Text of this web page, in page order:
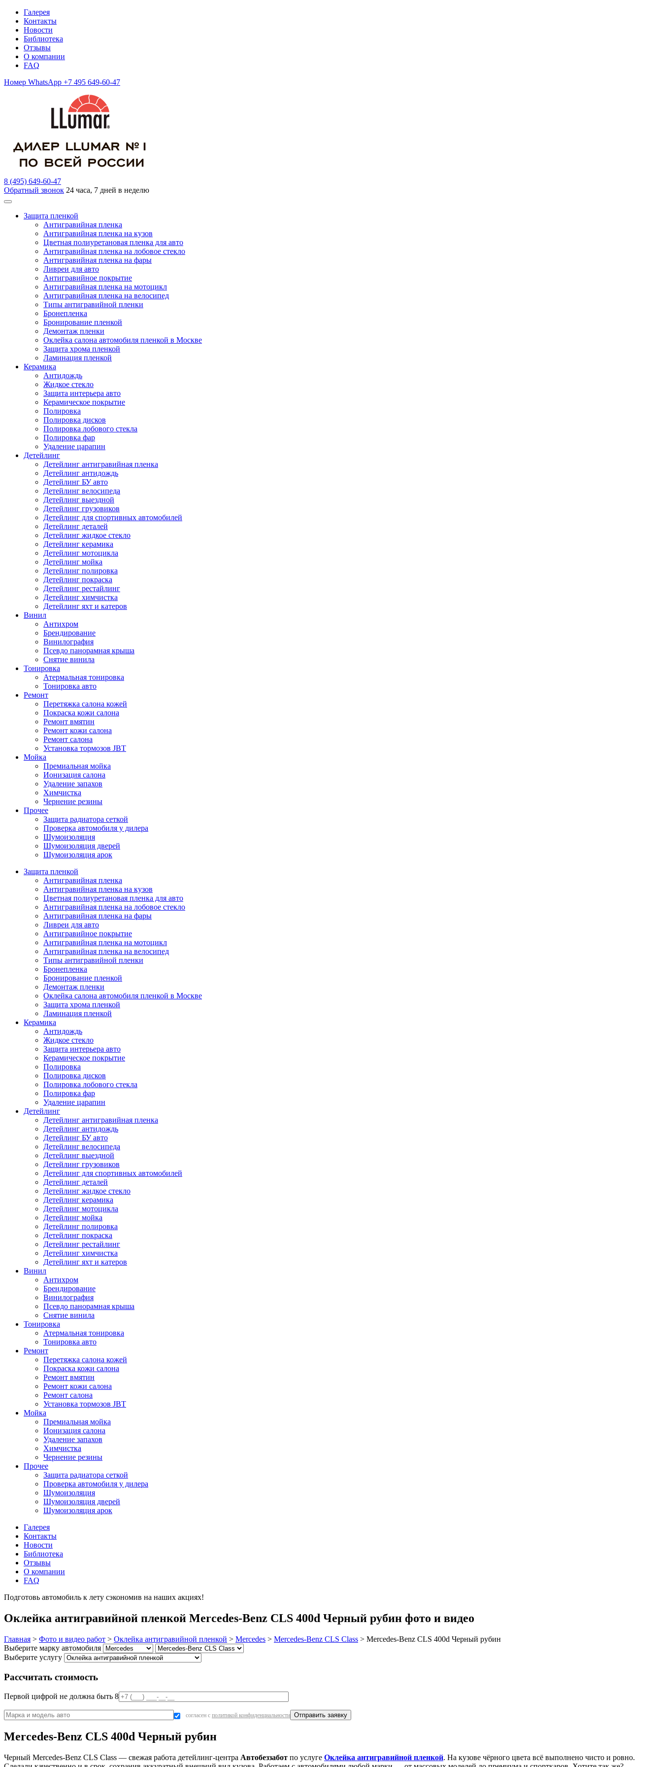
Галерея
Контакты
Новости
Библиотека
Отзывы
О компании
FAQ
Номер WhatsApp +7 495 649-60-47
8 (495) 649-60-47
Обратный звонок 24 часа, 7 дней в неделю
Защита пленкой
Антигравийная пленка
Антигравийная пленка на кузов
Цветная полиуретановая пленка для авто
Антигравийная пленка на лобовое стекло
Антигравийная пленка на фары
Ливреи для авто
Антигравийное покрытие
Антигравийная пленка на мотоцикл
Антигравийная пленка на велосипед
Типы антигравийной пленки
Бронепленка
Бронирование пленкой
Демонтаж пленки
Оклейка салона автомобиля пленкой в Москве
Защита хрома пленкой
Ламинация пленкой
Керамика
Антидождь
Жидкое стекло
Защита интерьера авто
Керамическое покрытие
Полировка
Полировка дисков
Полировка лобового стекла
Полировка фар
Удаление царапин
Детейлинг
Детейлинг антигравийная пленка
Детейлинг антидождь
Детейлинг БУ авто
Детейлинг велосипеда
Детейлинг выездной
Детейлинг грузовиков
Детейлинг для спортивных автомобилей
Детейлинг деталей
Детейлинг жидкое стекло
Детейлинг керамика
Детейлинг мотоцикла
Детейлинг мойка
Детейлинг полировка
Детейлинг покраска
Детейлинг рестайлинг
Детейлинг химчистка
Детейлинг яхт и катеров
Винил
Антихром
Брендирование
Винилография
Псевдо панорамная крыша
Снятие винила
Тонировка
Атермальная тонировка
Тонировка авто
Ремонт
Перетяжка салона кожей
Покраска кожи салона
Ремонт вмятин
Ремонт кожи салона
Ремонт салона
Установка тормозов JBT
Мойка
Премиальная мойка
Ионизация салона
Удаление запахов
Химчистка
Чернение резины
Прочее
Защита радиатора сеткой
Проверка автомобиля у дилера
Шумоизоляция
Шумоизоляция дверей
Шумоизоляция арок
Защита пленкой
Антигравийная пленка
Антигравийная пленка на кузов
Цветная полиуретановая пленка для авто
Антигравийная пленка на лобовое стекло
Антигравийная пленка на фары
Ливреи для авто
Антигравийное покрытие
Антигравийная пленка на мотоцикл
Антигравийная пленка на велосипед
Типы антигравийной пленки
Бронепленка
Бронирование пленкой
Демонтаж пленки
Оклейка салона автомобиля пленкой в Москве
Защита хрома пленкой
Ламинация пленкой
Керамика
Антидождь
Жидкое стекло
Защита интерьера авто
Керамическое покрытие
Полировка
Полировка дисков
Полировка лобового стекла
Полировка фар
Удаление царапин
Детейлинг
Детейлинг антигравийная пленка
Детейлинг антидождь
Детейлинг БУ авто
Детейлинг велосипеда
Детейлинг выездной
Детейлинг грузовиков
Детейлинг для спортивных автомобилей
Детейлинг деталей
Детейлинг жидкое стекло
Детейлинг керамика
Детейлинг мотоцикла
Детейлинг мойка
Детейлинг полировка
Детейлинг покраска
Детейлинг рестайлинг
Детейлинг химчистка
Детейлинг яхт и катеров
Винил
Антихром
Брендирование
Винилография
Псевдо панорамная крыша
Снятие винила
Тонировка
Атермальная тонировка
Тонировка авто
Ремонт
Перетяжка салона кожей
Покраска кожи салона
Ремонт вмятин
Ремонт кожи салона
Ремонт салона
Установка тормозов JBT
Мойка
Премиальная мойка
Ионизация салона
Удаление запахов
Химчистка
Чернение резины
Прочее
Защита радиатора сеткой
Проверка автомобиля у дилера
Шумоизоляция
Шумоизоляция дверей
Шумоизоляция арок
Галерея
Контакты
Новости
Библиотека
Отзывы
О компании
FAQ
Подготовь автомобиль к лету сэкономив на наших акциях!
Оклейка антигравийной пленкой Mercedes-Benz CLS 400d Черный рубин фото и видео
Главная > Фото и видео работ > Оклейка антигравийной пленкой > Mercedes > Mercedes-Benz CLS Class > Mercedes-Benz CLS 400d Черный рубин
Выберите марку автомобиля
Выберите услугу
Рассчитать стоимость
Первой цифрой не должна быть 8
согласен с политикой конфиденциальности
Mercedes-Benz CLS 400d Черный рубин
Черный Mercedes-Benz CLS Class — свежая работа детейлинг-центра Автобеззабот по услуге Оклейка антигравийной пленкой. На кузове чёрного цвета всё выполнено чисто и ровно.